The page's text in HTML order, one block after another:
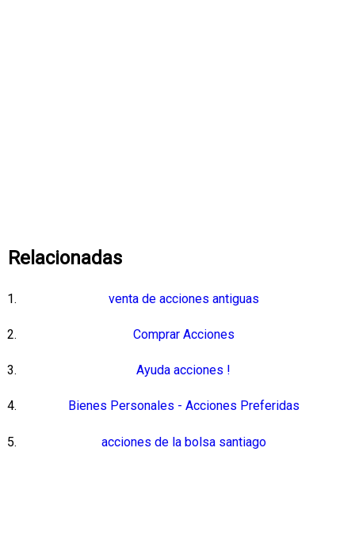
Relacionadas
venta de acciones antiguas
Comprar Acciones
Ayuda acciones !
Bienes Personales - Acciones Preferidas
acciones de la bolsa santiago